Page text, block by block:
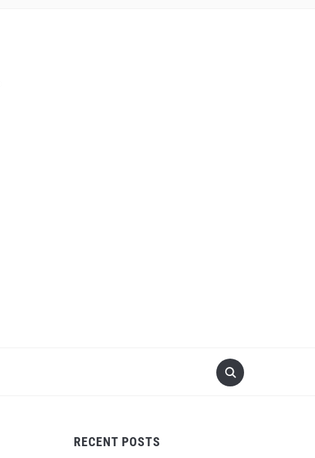
RECENT POSTS